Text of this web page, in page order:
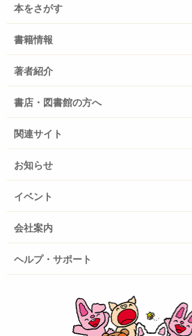
本をさがす
書籍情報
著者紹介
書店・図書館の方へ
関連サイト
お知らせ
イベント
会社案内
ヘルプ・サポート